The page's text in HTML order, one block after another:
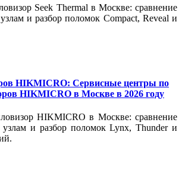
Seek Thermal в Москве: сравнение
и разбор поломок Compact, Reveal и
HIKMICRO: Сервисные центры по
HIKMICRO в Москве в 2026 году
HIKMICRO в Москве: сравнение
и разбор поломок Lynx, Thunder и